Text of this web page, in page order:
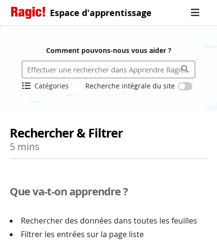
Espace d'apprentissage
Comment pouvons-nous vous aider ?
Catégories Recherche intégrale du site
Rechercher & Filtrer
5 mins
Que va-t-on apprendre ?
Rechercher des données dans toutes les feuilles
Filtrer les entrées sur la page liste